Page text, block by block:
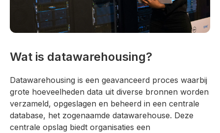
Wat is datawarehousing?
Datawarehousing is een geavanceerd proces waarbij
grote hoeveelheden data uit diverse bronnen worden
verzameld, opgeslagen en beheerd in een centrale
database, het zogenaamde datawarehouse. Deze
centrale opslag biedt organisaties een